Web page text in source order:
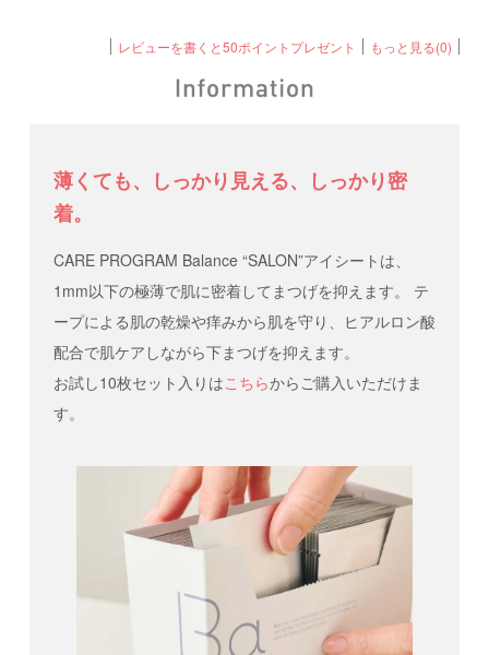
レビューを書くと50ポイントプレゼント もっと見る(0)
薄くても、しっかり見える、しっかり密
着。
CARE PROGRAM Balance “SALON”アイシートは、
1mm以下の極薄で肌に密着してまつげを抑えます。 テ
ープによる肌の乾燥や痒みから肌を守り、ヒアルロン酸
配合で肌ケアしながら下まつげを抑えます。
お試し10枚セット入りはこちらからご購入いただけま
す。